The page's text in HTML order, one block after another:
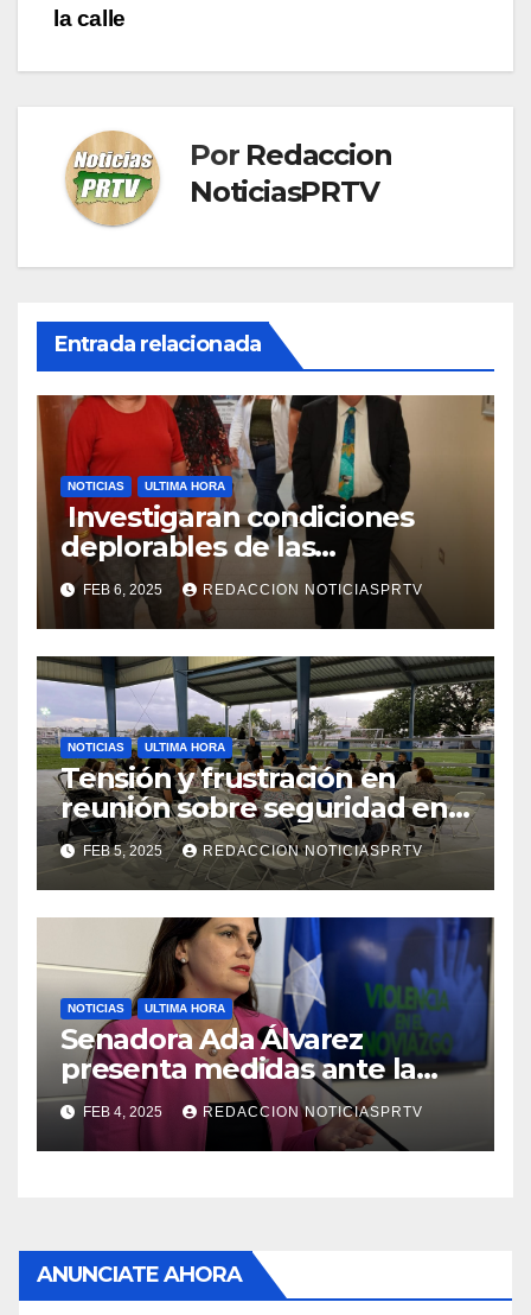
la calle
Por Redaccion
NoticiasPRTV
Entrada relacionada
NOTICIAS ULTIMA HORA
Investigaran condiciones
deplorables de las
facilidades el Departamento
de la Salud en Mayagüez
FEB 6, 2025 REDACCION NOTICIASPRTV
NOTICIAS ULTIMA HORA
Tensión y frustración en
reunión sobre seguridad en
Reparto Metropolitano
FEB 5, 2025 REDACCION NOTICIASPRTV
NOTICIAS ULTIMA HORA
Senadora Ada Álvarez
presenta medidas ante la
violencia en el noviazgo
FEB 4, 2025 REDACCION NOTICIASPRTV
ANUNCIATE AHORA